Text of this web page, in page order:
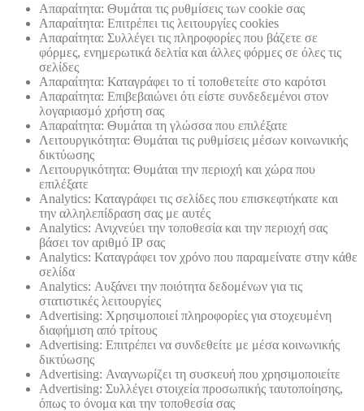
Απαραίτητα: Θυμάται τις ρυθμίσεις των cookie σας
Απαραίτητα: Επιτρέπει τις λειτουργίες cookies
Απαραίτητα: Συλλέγει τις πληροφορίες που βάζετε σε
φόρμες, ενημερωτικά δελτία και άλλες φόρμες σε όλες τις
σελίδες
Απαραίτητα: Καταγράφει το τί τοποθετείτε στο καρότσι
Απαραίτητα: Επιβεβαιώνει ότι είστε συνδεδεμένοι στον
λογαριασμό χρήστη σας
Απαραίτητα: Θυμάται τη γλώσσα που επιλέξατε
Λειτουργικότητα: Θυμάται τις ρυθμίσεις μέσων κοινωνικής
δικτύωσης
Λειτουργικότητα: Θυμάται την περιοχή και χώρα που
επιλέξατε
Analytics: Καταγράφει τις σελίδες που επισκεφτήκατε και
την αλληλεπίδραση σας με αυτές
Analytics: Ανιχνεύει την τοποθεσία και την περιοχή σας
βάσει τον αριθμό ΙΡ σας
Analytics: Καταγράφει τον χρόνο που παραμείνατε στην κάθε
σελίδα
Analytics: Αυξάνει την ποιότητα δεδομένων για τις
στατιστικές λειτουργίες
Advertising: Χρησιμοποιεί πληροφορίες για στοχευμένη
διαφήμιση από τρίτους
Advertising: Επιτρέπει να συνδεθείτε με μέσα κοινωνικής
δικτύωσης
Advertising: Αναγνωρίζει τη συσκευή που χρησιμοποιείτε
Advertising: Συλλέγει στοιχεία προσωπικής ταυτοποίησης,
όπως το όνομα και την τοποθεσία σας